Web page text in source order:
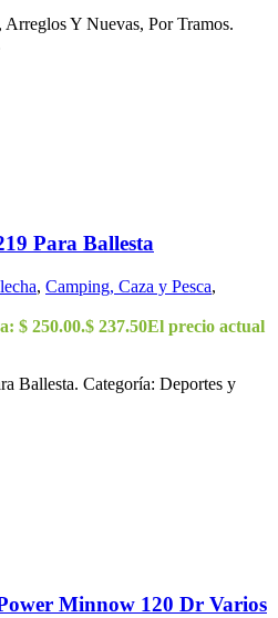
Y Nuevas, Por Tramos.
Para Ballesta
, Camping, Caza y Pesca,
$ 250.00.$ 237.50El precio actual
Ballesta. Categoría: Deportes y
Minnow 120 Dr Varios